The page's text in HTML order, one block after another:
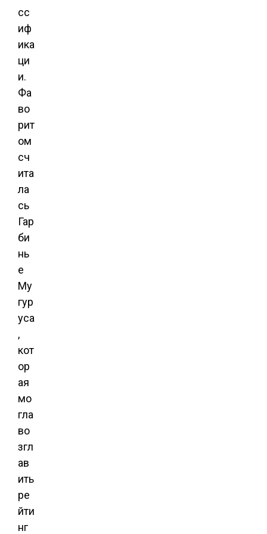
сс
иф
ика
ци
и.
Фа
во
рит
ом
сч
ита
ла
сь
Гар
би
нь
е
Му
гур
уса
,
кот
ор
ая
мо
гла
во
згл
ав
ить
ре
йти
нг